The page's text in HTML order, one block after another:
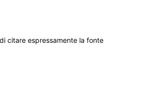
citare espressamente la fonte